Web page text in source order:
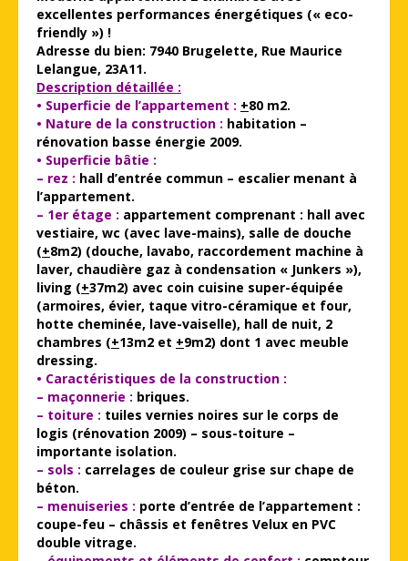
excellentes performances énergétiques (« eco-
friendly ») !
Adresse du bien: 7940 Brugelette, Rue Maurice
Lelangue, 23A11.
Description détaillée :
• Superficie de l’appartement : +80 m2.
• Nature de la construction : habitation –
rénovation basse énergie 2009.
• Superficie bâtie :
– rez : hall d’entrée commun – escalier menant à
l’appartement.
– 1er étage : appartement comprenant : hall avec
vestiaire, wc (avec lave-mains), salle de douche
(+8m2) (douche, lavabo, raccordement machine à
laver, chaudière gaz à condensation « Junkers »),
living (+37m2) avec coin cuisine super-équipée
(armoires, évier, taque vitro-céramique et four,
hotte cheminée, lave-vaiselle), hall de nuit, 2
chambres (+13m2 et +9m2) dont 1 avec meuble
dressing.
• Caractéristiques de la construction :
– maçonnerie : briques.
– toiture : tuiles vernies noires sur le corps de
logis (rénovation 2009) – sous-toiture –
importante isolation.
– sols : carrelages de couleur grise sur chape de
béton.
– menuiseries : porte d’entrée de l’appartement :
coupe-feu – châssis et fenêtres Velux en PVC
double vitrage.